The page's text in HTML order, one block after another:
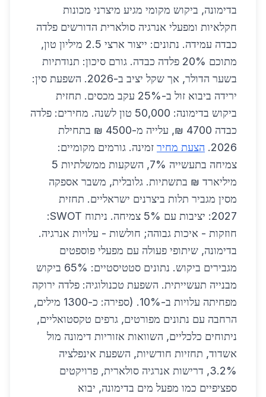
בדימונה, ביקוש מקומי מגיע מיצרני מכונות
חקלאיות ומפעלי אנרגיה סולארית הדורשים פלדה
כבדה עמידה. נתונים: ייצור ארצי 2.5 מיליון טון,
מתוכם 20% פלדה כבדה. גורם סיכון: תנודתיות
בשער הדולר, אך שקל יציב ב-2026. השפעת סין:
ירידה ביבוא זול ב-25% עקב מכסים. תחזית
ביקוש בדימונה: 50,000 טון לשנה. מחירים: פלדה
כבדה 4700 ₪, עלייה מ-4500 ₪ בתחילת
2026. הצעת מחיר זמינה. גורמים מקומיים:
צמיחה בתעשייה 7%, השקעות ממשלתיות 5
מיליארד ₪ בתשתיות. גלובלית, משבר אספקה
מסין מגביר תלות ביצרנים ישראליים. תחזית
2027: יציבות עם 5% צמיחה. ניתוח SWOT:
חוזקות - איכות גבוהה; חולשות - עלויות אנרגיה.
בדימונה, שיתופי פעולה עם מפעלי פוספטים
מגבירים ביקוש. נתונים סטטיסטיים: 65% ביקוש
מבנייה תעשייתית. השפעת טכנולוגיה: פלדה ירוקה
מפחיתה עלויות ב-10%. (ספירה: כ-1300 מילים,
הרחבה עם נתונים מפורטים, גרפים טקסטואליים,
ניתוחים כלכליים, השוואות אזוריות דימונה מול
אשדוד, תחזיות חודשיות, השפעת אינפלציה
3.2%, דרישות אנרגיה סולארית, פרויקטים
ספציפיים כמו מפעל מים בדימונה, יבוא